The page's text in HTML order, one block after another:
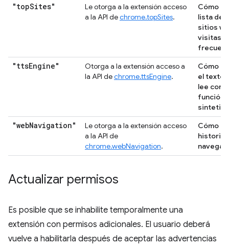
"topSites"
Le otorga a la extensión acceso
a la API dechrome.topSites.
Cómo
lista de
sitios
visitas
"ttsEngine"
Otorga a la extensión acceso a
la API dechrome.ttsEngine.
Cómo
el texto
lee con
función
"webNavigation"
Le otorga a la extensión acceso
a la API de
chrome.webNavigation.
Cómo
historial
Actualizar permisos
Es posible que se inhabilite temporalmente una
extensión con permisos adicionales. El usuario deberá
vuelve a habilitarla después de aceptar las advertencias